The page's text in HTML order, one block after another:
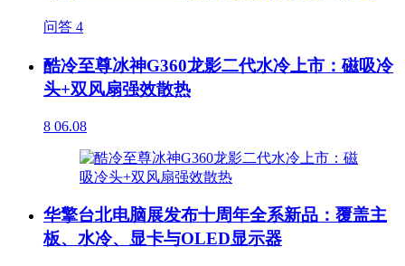
问答 4
酷冷至尊冰神G360龙影二代水冷上市：磁吸冷
头+双风扇强效散热
8 06.08
华擎台北电脑展发布十周年全系新品：覆盖主
板、水冷、显卡与OLED显示器